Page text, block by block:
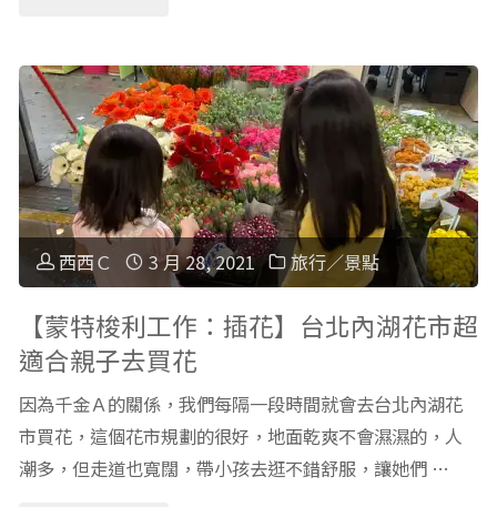
鉛
筆
挑
及
使
用
多
超
划
算！
Costco
必
買
零
西西Ｃ 3 月 28, 2021 旅行／景點
【蒙特梭利工作：插花】台北內湖花市超
適合親子去買花
因為千金Ａ的關係，我們每隔一段時間就會去台北內湖花
市買花，這個花市規劃的很好，地面乾爽不會濕濕的，人
潮多，但走道也寬闊，帶小孩去逛不錯舒服，讓她們 …